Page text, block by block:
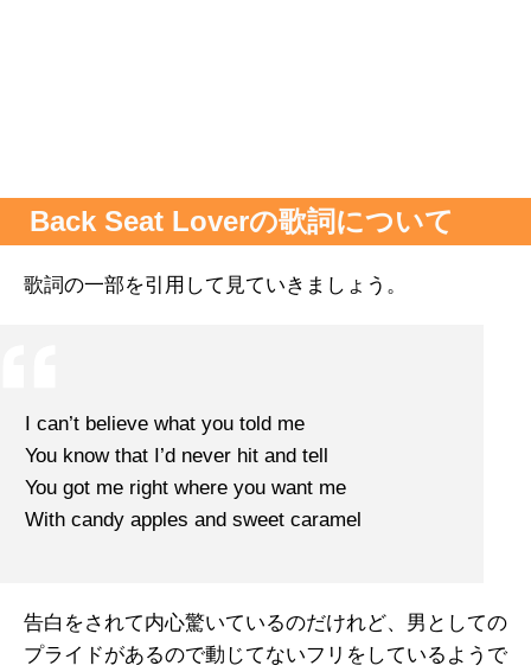
Back Seat Loverの歌詞について
歌詞の一部を引用して見ていきましょう。
I can’t believe what you told me
You know that I’d never hit and tell
You got me right where you want me
With candy apples and sweet caramel
告白をされて内心驚いているのだけれど、男としての
プライドがあるので動じてないフリをしているようで